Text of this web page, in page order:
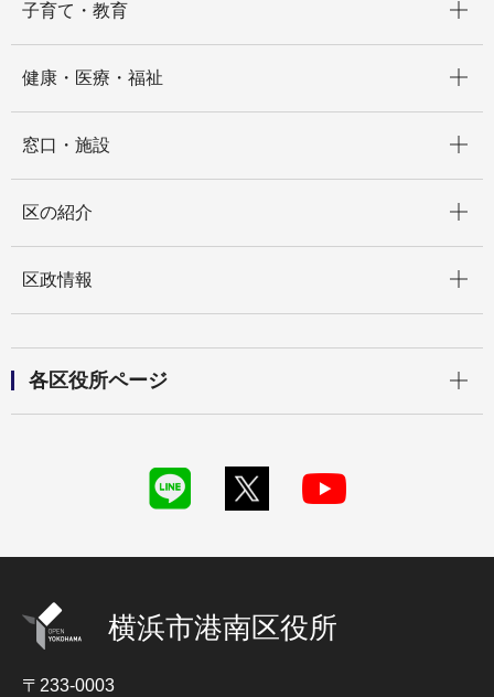
子育て・教育
健康・医療・福祉
窓口・施設
区の紹介
区政情報
各区役所ページ
横浜市港南区役所
〒233-0003